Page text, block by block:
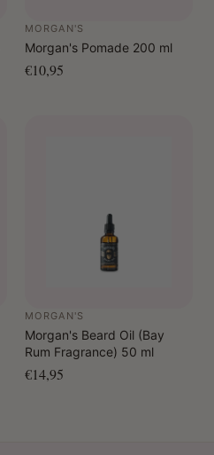
MORGAN'S
Morgan's Pomade 200 ml
€10,95
MORGAN'S
Morgan's Beard Oil (Bay
Rum Fragrance) 50 ml
€14,95